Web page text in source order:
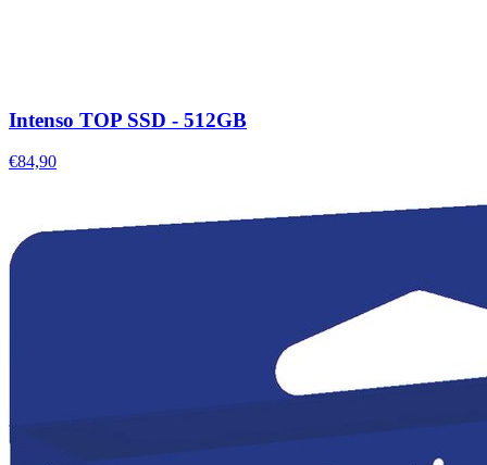
Intenso TOP SSD - 512GB
€84,90